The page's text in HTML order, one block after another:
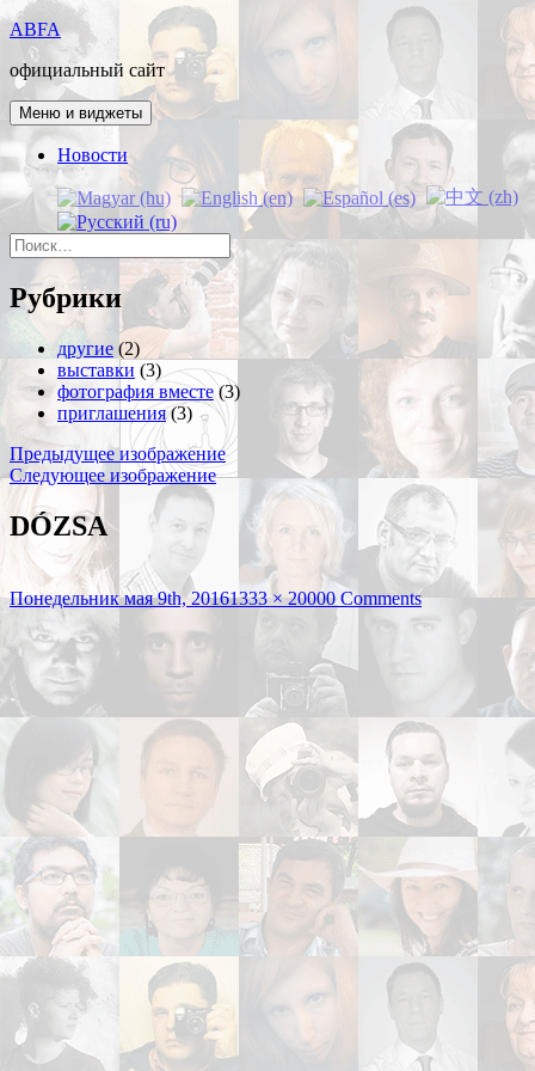
Перейти
содержимому
ABFA
официальный сайт
Меню и виджеты
Новости
Найти:
Рубрики
другие (2)
выставки (3)
фотография вместе(3)
приглашения(3)
Предыдущее изображение
Следующее изображение
DÓZSA
Опубликовано
Понедельник мая 9th, 2016Полный
1333 × 20000 Comments